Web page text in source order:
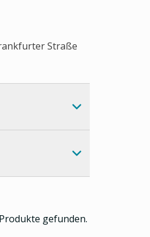
Straße
gefunden.